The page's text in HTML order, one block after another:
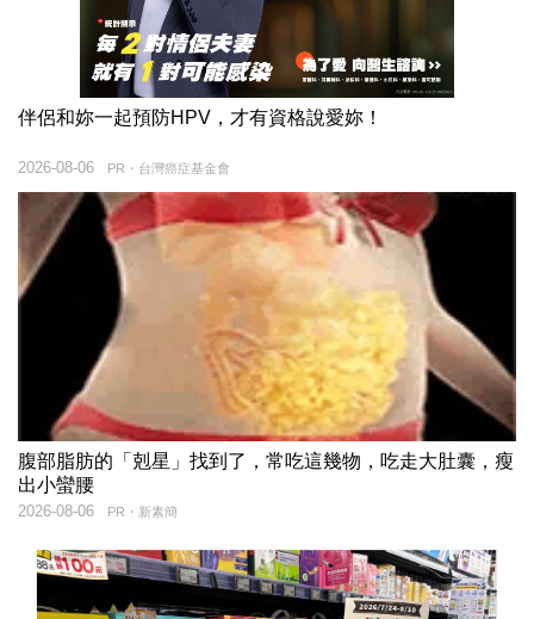
伴侶和妳一起預防HPV，才有資格說愛妳！
PR・台灣癌症基金會
2026-08-06
腹部脂肪的「剋星」找到了，常吃這幾物，吃走大肚囊，瘦
出小蠻腰
PR・新素簡
2026-08-06